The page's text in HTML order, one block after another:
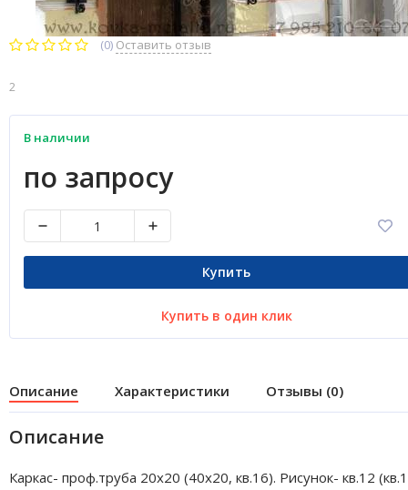
(0) Оставить отзыв
2
В наличии
по запросу
Купить
Купить в один клик
Описание Характеристики Отзывы (0)
Описание
Каркас- проф.труба 20х20 (40х20, кв.16). Рисунок- кв.12